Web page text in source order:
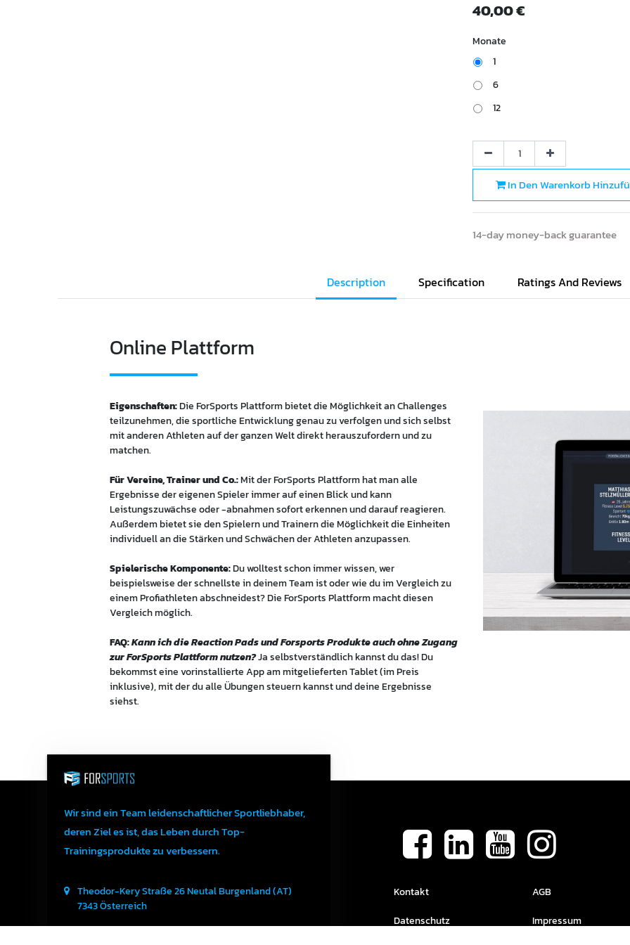
40,00€
Monate
1
6
12
In Den Warenkorb
14-day money-back guarantee
Description Specification Ratings And Reviews
Online Plattform
Eigenschaften:Die ForSports Plattform bietet die Möglichkeit an Challenges
teilzunehmen, die sportliche Entwicklung genau zu verfolgen und sich selbst
mit anderen Athleten auf der ganzen Welt direkt herauszufordern und zu
matchen.
Für Vereine, Trainer und Co.:Mit der ForSports Plattform hat man alle
Ergebnisse der eigenen Spieler immer auf einen Blick und kann
Leistungszuwächse oder -abnahmen sofort erkennen und darauf reagieren.
Außerdem bietet sie den Spielern und Trainern die Möglichkeit die Einheiten
individuell an die Stärken und Schwächen der Athleten anzupassen.
Spielerische Komponente:Du wolltest schon immer wissen, wer
beispielsweise der schnellste in deinem Team ist oder wie du im Vergleich zu
einem Profiathleten abschneidest? Die ForSports Plattform macht diesen
Vergleich möglich.
FAQ:Kann ich die Reaction Pads und Forsports Produkte auch ohne Zugang
zur ForSports Plattform nutzen?Ja selbstverständlich kannst du das! Du
bekommst eine vorinstallierte App am mitgelieferten Tablet (im Preis
inklusive), mit der du alle Übungen steuern kannst und deine Ergebnisse
siehst.
Wir sind ein Team leidenschaftlicher Sportliebhaber,
deren Ziel es ist, das Leben durch Top-
Trainingsprodukte zu verbessern.
Theodor-Kery Straße 26NeutalBurgenland (AT)
7343Österreich
Kontakt
Datenschutz
AGB
Impressum